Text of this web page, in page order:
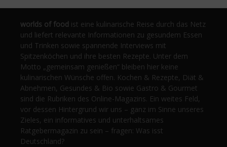
worlds of food ist eine kulinarische Reise durch das Netz
und liefert relevante Informationen zu gesundem Essen
und Trinken sowie spannende Interviews mit
Spitzenköchen und ihre besten Rezepte. Unter dem
Motto „gemeinsam genießen“ bleiben hier keine
kulinarischen Wünsche offen. Kochen & Rezepte, Diät &
Abnehmen, Gesundes & Bio sowie Gastro & Gourmet
sind die Rubriken des Online-Magazins. Ein weites Feld,
vor dessen Hintergrund wir uns – ganz im Sinne unseres
Zieles, ein informatives und unterhaltsames
Ratgebermagazin zu sein – fragen: Was isst
Deutschland?